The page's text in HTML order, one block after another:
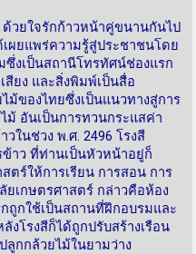
ใจรักก้าวหน้าคู่ขนานกันไป
ผยแพร่ความรู้สู่ประชาชนโดย
งเป็นสถานีโทรทัศน์ช่องแรก
สียง และสิ่งพิมพ์เป็นสื่อ
ม้ของไทยซึ่งเป็นแนวทางสู่การ
ม้ อันเป็นการทวนกระแสค่า
ในช่วง พ.ศ. 2496 โรงสี
าว ที่ท่านเป็นหัวหน้าอยู่ก็
ตร์ให้การเรียน การสอน การ
ยเกษตรศาสตร์ กล่าวคือห้อง
กใช้เป็นสถานที่ฝึกอบรมและ
โรงสีก็ได้ถูกปรับสร้างเรือน
กกล้วยไม้ในยามว่าง